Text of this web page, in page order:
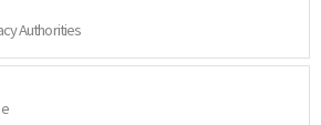
Authorities